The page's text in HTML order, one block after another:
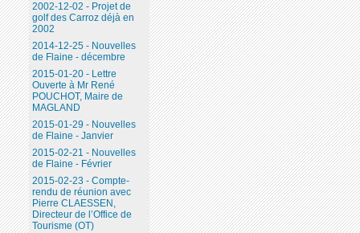
2002-12-02 - Projet de
golf des Carroz déjà en
2002
2014-12-25 - Nouvelles
de Flaine - décembre
2015-01-20 - Lettre
Ouverte à Mr René
POUCHOT, Maire de
MAGLAND
2015-01-29 - Nouvelles
de Flaine - Janvier
2015-02-21 - Nouvelles
de Flaine - Février
2015-02-23 - Compte-
rendu de réunion avec
Pierre CLAESSEN,
Directeur de l’Office de
Tourisme (OT)